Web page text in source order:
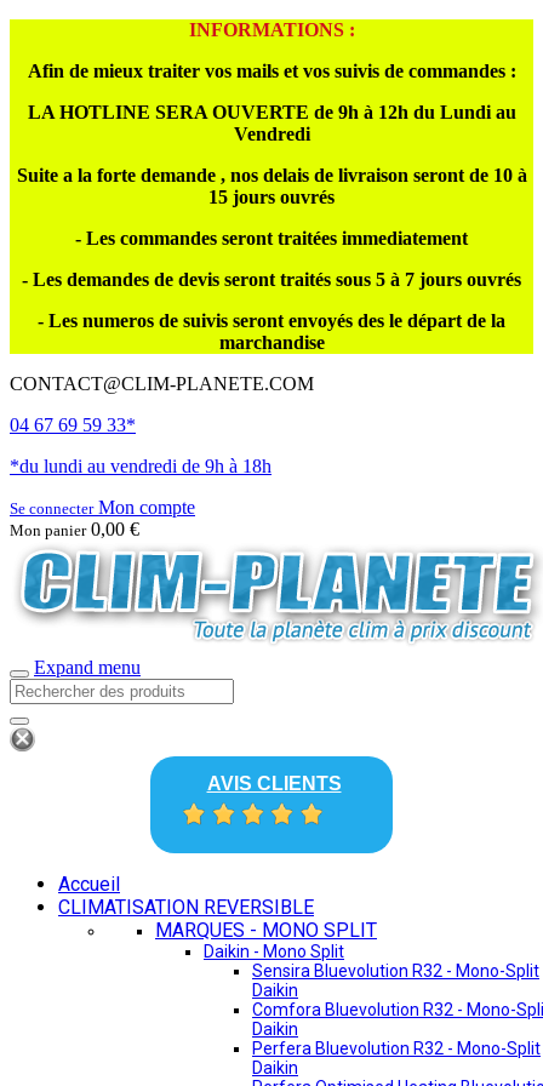
INFORMATIONS :
Afin de mieux traiter vos mails et vos suivis de commandes :
LA HOTLINE SERA OUVERTE de 9h à 12h du Lundi au
Vendredi
Suite a la forte demande , nos delais de livraison seront de 10 à
15 jours ouvrés
- Les commandes seront traitées immediatement
- Les demandes de devis seront traités sous 5 à 7 jours ouvrés
- Les numeros de suivis seront envoyés des le départ de la
marchandise
CONTACT@CLIM-PLANETE.COM
04 67 69 59 33*
*du lundi au vendredi de 9h à 18h
Se connecterMon compte
Mon panier 0,00 €
Expand menu
AVIS CLIENTS
Accueil
CLIMATISATION REVERSIBLE
MARQUES - MONO SPLIT
Daikin - Mono Split
Sensira Bluevolution R32 - Mono-Split
Daikin
Comfora Bluevolution R32 - Mono-
Daikin
Perfera Bluevolution R32 - Mono-Split
Daikin